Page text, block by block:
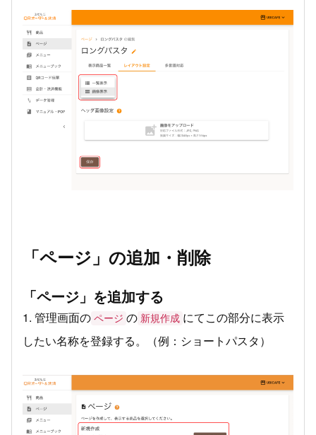
「ページ」の追加・削除
「ページ」を追加する
1. 管理画面の ページ の 新規作成 にてこの部分に表示
したい名称を登録する。（例：ショートパスタ）